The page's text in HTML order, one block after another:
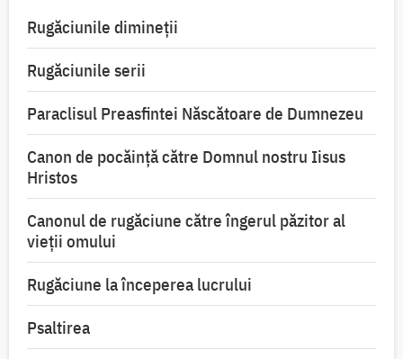
Rugăciunile dimineții
Rugăciunile serii
Paraclisul Preasfintei Născătoare de Dumnezeu
Canon de pocăință către Domnul nostru Iisus
Hristos
Canonul de rugăciune către îngerul păzitor al
vieții omului
Rugăciune la începerea lucrului
Psaltirea